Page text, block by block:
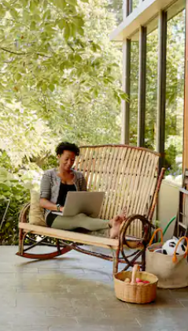
le bas pour les parcourir ou